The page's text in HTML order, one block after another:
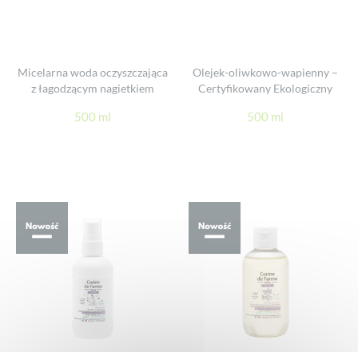
Micelarna woda oczyszczająca
z łagodzącym nagietkiem
500 ml
Olejek-oliwkowo-wapienny –
Certyfikowany Ekologiczny
500 ml